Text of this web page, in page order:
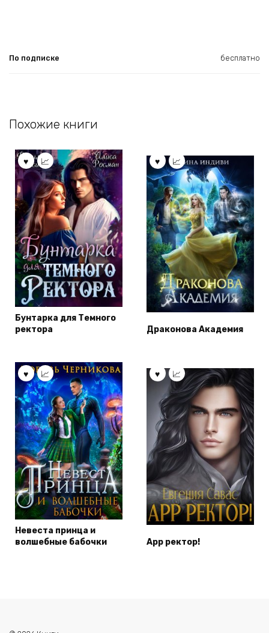
По подписке бесплатно
Похожие книги
Бунтарка для Темного
ректора
Драконова Академия
Невеста принца и
волшебные бабочки
Арр ректор!